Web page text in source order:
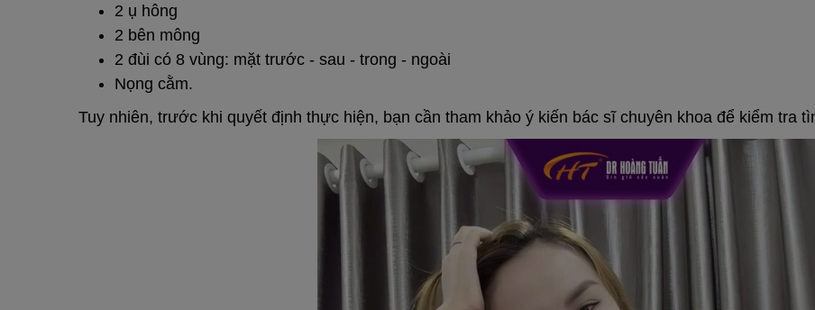
2 ụ hông
2 bên mông
2 đùi có 8 vùng: mặt trước - sau - trong - ngoài
Nọng cằm.
Tuy nhiên, trước khi quyết định thực hiện, bạn cần tham khảo ý kiến bác sĩ chuyên khoa để kiểm tra